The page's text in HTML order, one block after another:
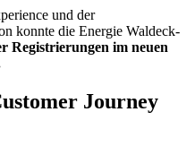
und der
konnte die Energie Waldeck-
Registrierungen im neuen
Journey